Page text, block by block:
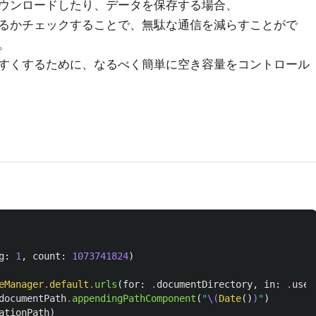
ロードしたり、データを保存する場合、
かチェックすることで、無駄な通信を減らすことがで
くするために、なるべく簡単に空き容量をコントロール
: 1 , count : 1073741824)
. default . urls (for: . documentDirectory, in: .
. appendingPathComponent ( "\(Date() ) " )
)